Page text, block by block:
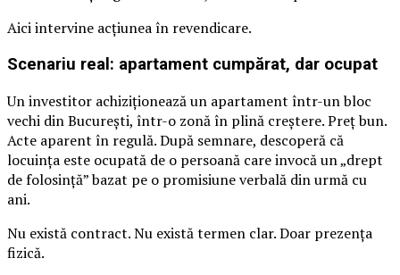
Aici intervine acțiunea în revendicare.
Scenariu real: apartament cumpărat, dar ocupat
Un investitor achiziționează un apartament într-un bloc
vechi din București, într-o zonă în plină creștere. Preț bun.
Acte aparent în regulă. După semnare, descoperă că
locuința este ocupată de o persoană care invocă un „drept
de folosință” bazat pe o promisiune verbală din urmă cu
ani.
Nu există contract. Nu există termen clar. Doar prezența
fizică.